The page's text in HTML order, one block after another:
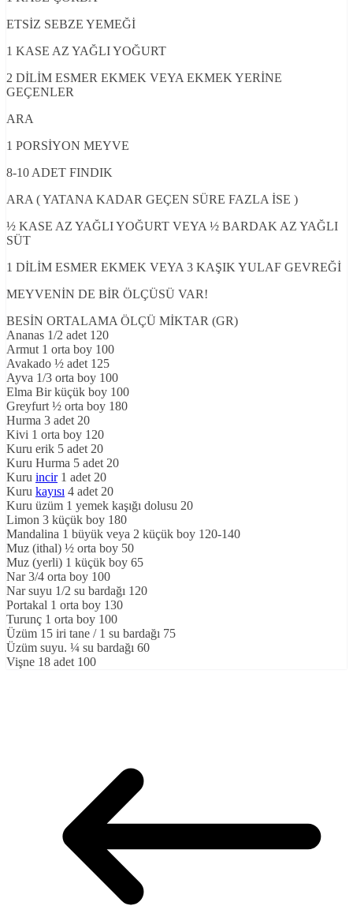
ETSİZ SEBZE YEMEĞİ
1 KASE AZ YAĞLI YOĞURT
2 DİLİM ESMER EKMEK VEYA EKMEK YERİNE
GEÇENLER
ARA
1 PORSİYON MEYVE
8-10 ADET FINDIK
ARA ( YATANA KADAR GEÇEN SÜRE FAZLA İSE )
½ KASE AZ YAĞLI YOĞURT VEYA ½ BARDAK AZ YAĞLI
SÜT
1 DİLİM ESMER EKMEK VEYA 3 KAŞIK YULAF GEVREĞİ
MEYVENİN DE BİR ÖLÇÜSÜ VAR!
BESİN ORTALAMA ÖLÇÜ MİKTAR (GR)
Ananas 1/2 adet 120
Armut 1 orta boy 100
Avakado ½ adet 125
Ayva 1/3 orta boy 100
Elma Bir küçük boy 100
Greyfurt ½ orta boy 180
Hurma 3 adet 20
Kivi 1 orta boy 120
Kuru erik 5 adet 20
Kuru Hurma 5 adet 20
Kuru incir1 adet 20
Kuru kayısı 4 adet 20
Kuru üzüm 1 yemek kaşığı dolusu 20
Limon 3 küçük boy 180
Mandalina 1 büyük veya 2 küçük boy 120-140
Muz (ithal) ½ orta boy 50
Muz (yerli) 1 küçük boy 65
Nar 3/4 orta boy 100
Nar suyu 1/2 su bardağı 120
Portakal 1 orta boy 130
Turunç 1 orta boy 100
Üzüm 15 iri tane / 1 su bardağı 75
Üzüm suyu. ¼ su bardağı 60
Vişne 18 adet 100